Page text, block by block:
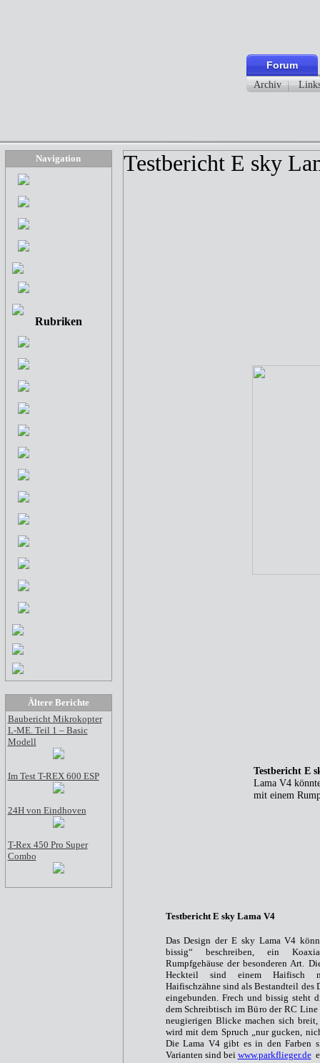
Forum
Archiv
Navigation
Rubriken
Ältere Berichte
Baubericht Mikrokopter
L-ME. Teil 1 – Basic
Modell
Im Test T-REX 600 ESP
24H von Eindhoven
T-Rex 450 Pro Super
Combo
Testbericht E sky
Testbericht E
Lama V4
mit einem
Testbericht E sky Lama V4
Das Design der E sky Lama V4
bissig“ beschreiben, ein
Rumpfgehäuse der besonderen Art.
Heckteil sind einem Haifisch
Haifischzähne sind als Bestandteil des
eingebunden. Frech und bissig steht
dem Schreibtisch im Büro der RC
neugierigen Blicke machen sich
wird mit dem Spruch „nur gucken,
Die Lama V4 gibt es in den Farben
Varianten sind bei www.parkflieger.de